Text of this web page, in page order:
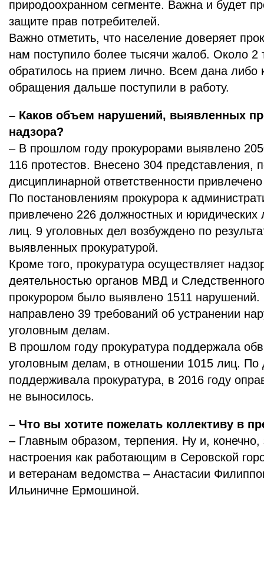
природоохранном сегменте. Важна и будет
защите прав потребителей.
Важно отметить, что население доверяет
нам поступило более тысячи жалоб. Около 2
обратилось на прием лично. Всем дана либо
обращения дальше поступили в работу.
– Каков объем нарушений, выявленных
надзора?
– В прошлом году прокурорами выявлено
116 протестов. Внесено 304 представления,
дисциплинарной ответственности
По постановлениям прокурора к
привлечено 226 должностных и
лиц. 9 уголовных дел возбуждено по
выявленных прокуратурой.
Кроме того, прокуратура осуществляет
деятельностью органов МВД и
прокурором было выявлено 1511
направлено 39 требований об устранении
уголовным делам.
В прошлом году прокуратура поддержала
уголовным делам, в отношении 1015 лиц. По
поддерживала прокуратура, в 2016 году
не выносилось.
– Что вы хотите пожелать коллективу в
– Главным образом, терпения. Ну и, конечно,
настроения как работающим в Серовской
и ветеранам ведомства – Анастасии
Ильиничне Ермошиной.